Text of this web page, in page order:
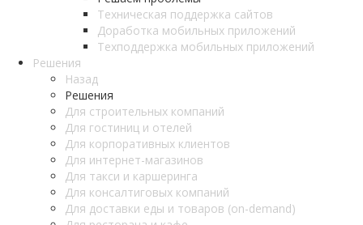
Техническая поддержка сайтов
Доработка мобильных приложений
Техподдержка мобильных приложений
Решения
Назад
Решения
Для строительных компаний
Для гостиниц и отелей
Для корпоративных клиентов
Для интернет-магазинов
Для такси и каршеринга
Для консалтиговых компаний
Для доставки еды и товаров (on-demand)